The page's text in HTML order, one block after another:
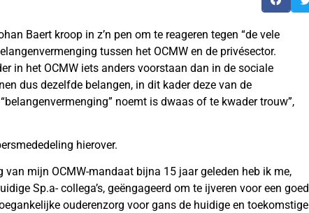
Baert kroop in z’n pen om te reageren tegen “de vele
tussen het OCMW en de privésector.
in het OCMW iets anders voorstaan dan in de sociale
dus dezelfde belangen, in dit kader deze van de
noemt is dwaas of te kwader trouw”,
hierover.
van mijn OCMW-mandaat bijna 15 jaar geleden heb ik me,
Sp.a- collega’s, geëngageerd om te ijveren voor een goed
ouderenzorg voor gans de huidige en toekomstige